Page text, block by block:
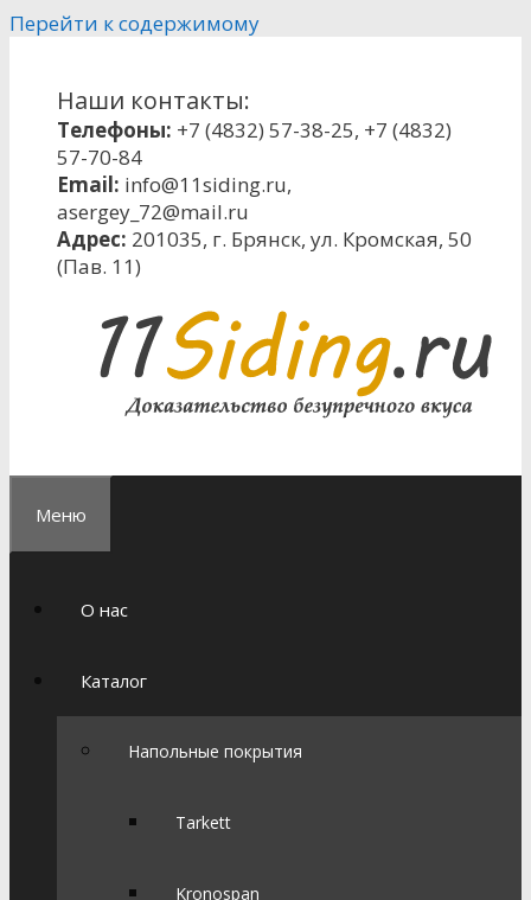
Перейти к содержимому
Наши контакты:
Телефоны: +7 (4832) 57-38-25, +7 (4832)
57-70-84
Email: info@11siding.ru,
asergey_72@mail.ru
Адрес: 201035, г. Брянск, ул. Кромская, 50
(Пав. 11)
Меню
О нас
Каталог
Напольные покрытия
Tarkett
Kronospan